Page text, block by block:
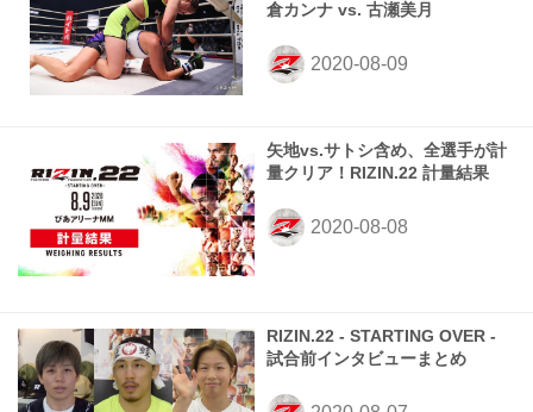
倉カンナ vs. 古瀬美月
矢地vs.サトシ含め、全選手が計
量クリア！RIZIN.22 計量結果
RIZIN.22 - STARTING OVER -
試合前インタビューまとめ